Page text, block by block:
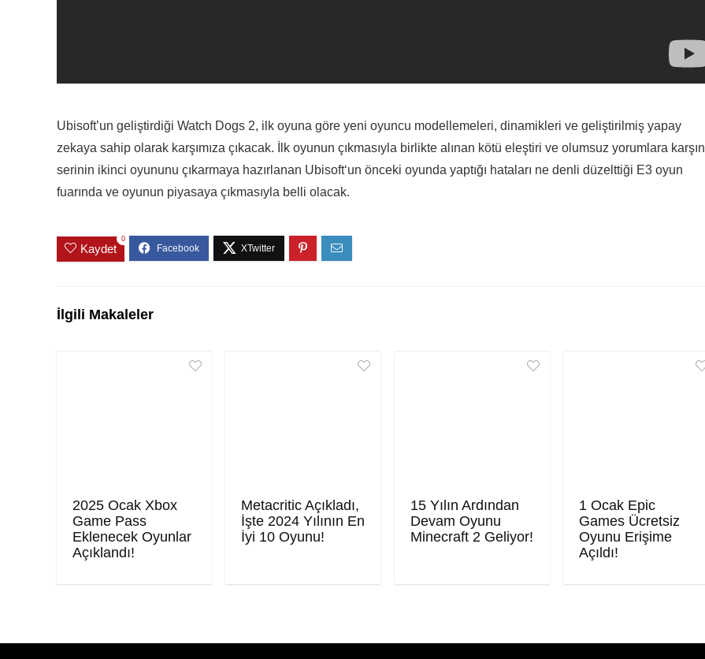
Ubisoft’un geliştirdiği Watch Dogs 2, ilk oyuna göre yeni oyuncu modellemeleri, dinamikleri ve geliştirilmiş yapay
zekaya sahip olarak karşımıza çıkacak. İlk oyunun çıkmasıyla birlikte alınan kötü eleştiri ve olumsuz yorumlara karşın
serinin ikinci oyununu çıkarmaya hazırlanan Ubisoft‘un önceki oyunda yaptığı hataları ne denli düzelttiği E3 oyun
fuarında ve oyunun piyasaya çıkmasıyla belli olacak.
Kaydet
0
İlgili Makaleler
2025 Ocak Xbox
Game Pass
Eklenecek Oyunlar
Açıklandı!
Metacritic Açıkladı,
İşte 2024 Yılının En
İyi 10 Oyunu!
15 Yılın Ardından
Devam Oyunu
Minecraft 2 Geliyor!
1 Ocak Epic
Games Ücretsiz
Oyunu Erişime
Açıldı!